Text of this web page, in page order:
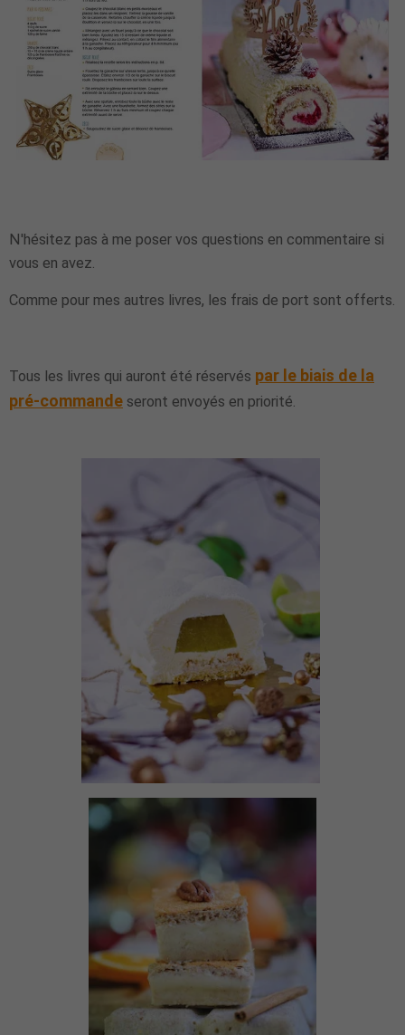
N'hésitez pas à me poser vos questions en commentaire si
vous en avez.
Comme pour mes autres livres, les frais de port sont offerts.
Tous les livres qui auront été réservés par le biais de la
pré-commande seront envoyés en priorité.